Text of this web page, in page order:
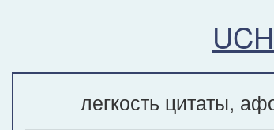
легкость цитаты,